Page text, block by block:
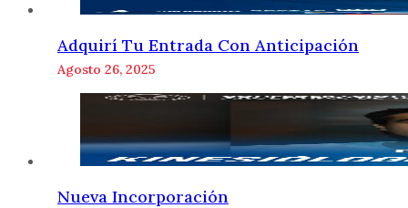
Adquirí Tu Entrada Con Anticipación
Agosto 26, 2025
Nueva Incorporación